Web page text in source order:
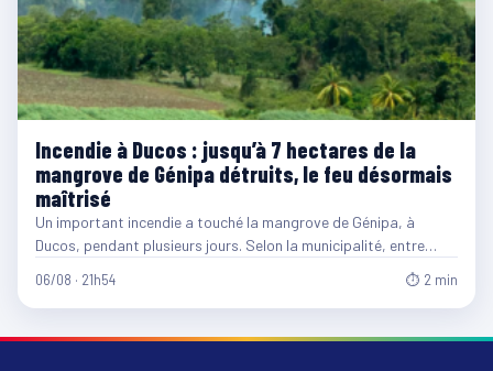
Incendie à Ducos : jusqu’à 7 hectares de la
mangrove de Génipa détruits, le feu désormais
maîtrisé
Un important incendie a touché la mangrove de Génipa, à
Ducos, pendant plusieurs jours. Selon la municipalité, entre…
06/08 · 21h54 ⏱ 2 min